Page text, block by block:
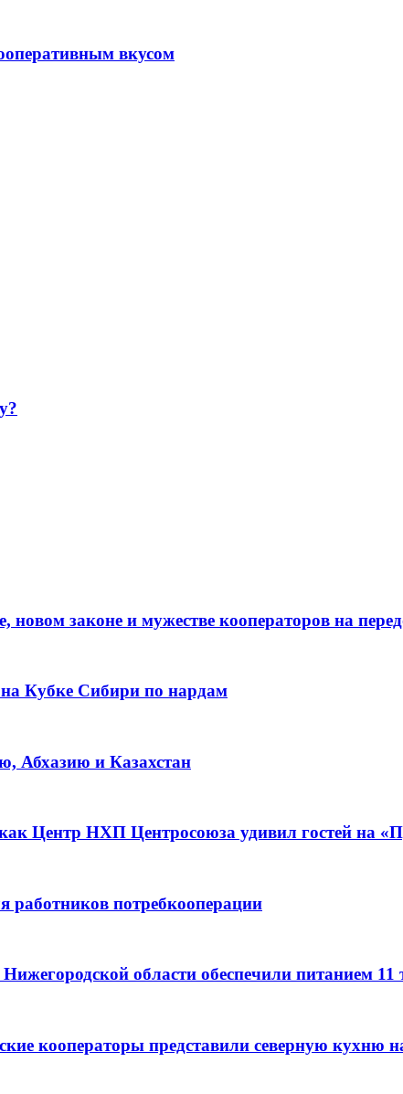
вкусом
законе и мужестве кооператоров на
Кубке Сибири по нардам
Абхазию и Казахстан
Центр НХП Центросоюза удивил гостей на
работников потребкооперации
области обеспечили питанием
кооператоры представили северную кухню